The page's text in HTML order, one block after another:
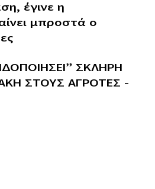
έγινε η
μπροστά ο
ΣΚΛΗΡΗ
ΣΤΟΥΣ ΑΓΡΟΤΕΣ –